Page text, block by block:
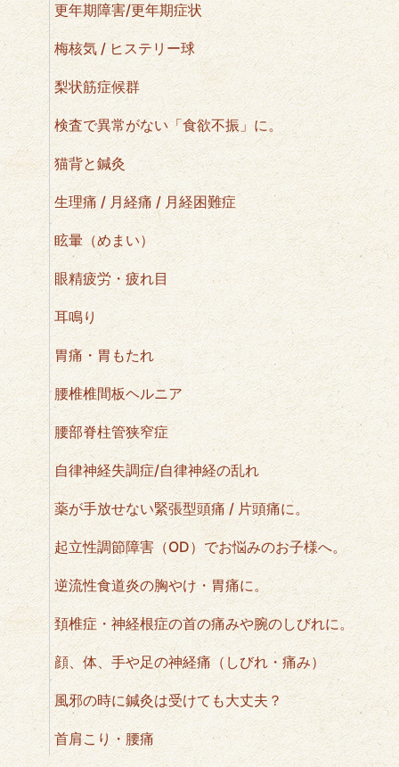
更年期障害/更年期症状
梅核気 / ヒステリー球
梨状筋症候群
検査で異常がない「食欲不振」に。
猫背と鍼灸
生理痛 / 月経痛 / 月経困難症
眩暈（めまい）
眼精疲労・疲れ目
耳鳴り
胃痛・胃もたれ
腰椎椎間板ヘルニア
腰部脊柱管狭窄症
自律神経失調症/自律神経の乱れ
薬が手放せない緊張型頭痛 / 片頭痛に。
起立性調節障害（OD）でお悩みのお子様へ。
逆流性食道炎の胸やけ・胃痛に。
頚椎症・神経根症の首の痛みや腕のしびれに。
顔、体、手や足の神経痛（しびれ・痛み）
風邪の時に鍼灸は受けても大丈夫？
首肩こり・腰痛